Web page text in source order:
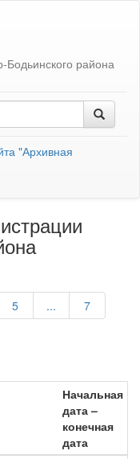
района
"Архивная
5 ... 7
Начальная
дата –
конечная
дата